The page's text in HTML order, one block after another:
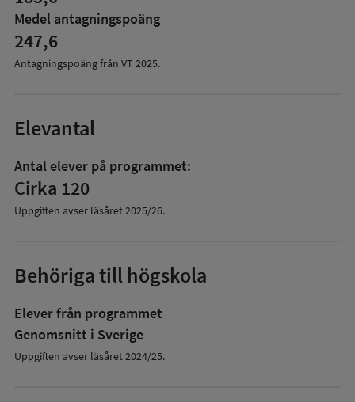
Medel antagningspoäng
247,6
Antagningspoäng från VT 2025.
Elevantal
Antal elever på programmet:
Cirka 120
Uppgiften avser läsåret2025/26.
Behöriga till högskola
Elever från programmet
Genomsnitt i Sverige
Uppgiften avser läsåret 2024/25.